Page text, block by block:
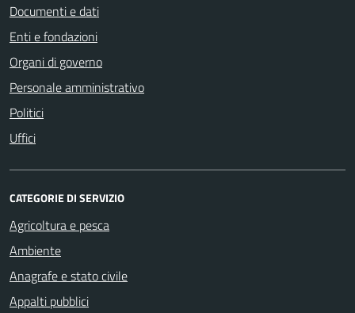
Documenti e dati
Enti e fondazioni
Organi di governo
Personale amministrativo
Politici
Uffici
CATEGORIE DI SERVIZIO
Agricoltura e pesca
Ambiente
Anagrafe e stato civile
Appalti pubblici